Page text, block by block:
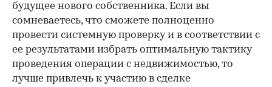
будущее нового собственника. Если вы
сомневаетесь, что сможете полноценно
провести системную проверку и в соответствии с
ее результатами избрать оптимальную тактику
проведения операции с недвижимостью, то
лучше привлечь к участию в сделке